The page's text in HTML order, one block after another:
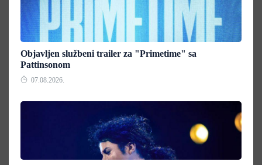
Objavljen službeni trailer za "Primetime" sa
Pattinsonom
07.08.2026.